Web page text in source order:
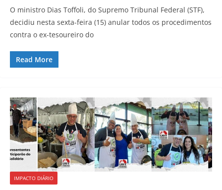
O ministro Dias Toffoli, do Supremo Tribunal Federal (STF),
decidiu nesta sexta-feira (15) anular todos os procedimentos
contra o ex-tesoureiro do
Read More
IMPACTO DIÁRIO